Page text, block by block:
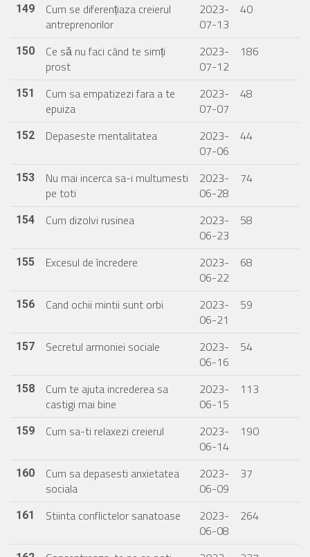
149
Cum se diferențiaza creierul
antreprenorilor
2023-
07-13
40
150
Ce să nu faci când te simți
prost
2023-
07-12
186
151
Cum sa empatizezi fara a te
epuiza
2023-
07-07
48
152 Depaseste mentalitatea
2023-
07-06
44
153
Nu mai incerca sa-i multumesti
pe toti
2023-
06-28
74
154 Cum dizolvi rusinea
2023-
06-23
58
155 Excesul de încredere
2023-
06-22
68
156 Cand ochii mintii sunt orbi
2023-
06-21
59
157 Secretul armoniei sociale
2023-
06-16
54
158
Cum te ajuta increderea sa
castigi mai bine
2023-
06-15
113
159 Cum sa-ti relaxezi creierul
2023-
06-14
190
160
Cum sa depasesti anxietatea
sociala
2023-
06-09
37
161 Stiinta conflictelor sanatoase
2023-
06-08
264